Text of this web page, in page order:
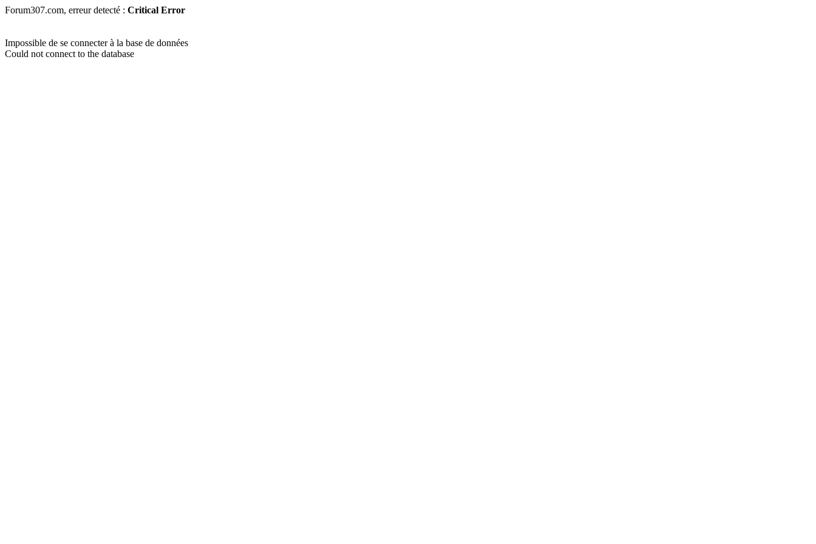
Forum307.com, erreur detecté : Critical Error
Impossible de se connecter à la base de données
Could not connect to the database